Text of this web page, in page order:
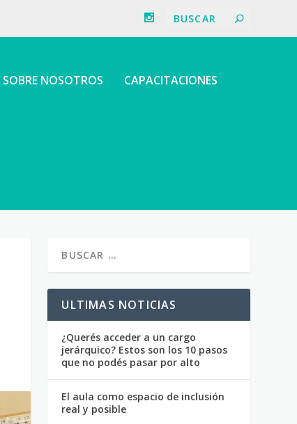
SOBRE NOSOTROS CAPACITACIONES
ULTIMAS NOTICIAS
¿Querés acceder a un cargo
jerárquico? Estos son los 10 pasos
que no podés pasar por alto
El aula como espacio de inclusión
real y posible